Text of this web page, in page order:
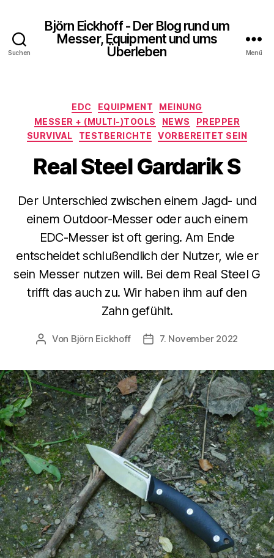
Suchen
Björn Eickhoff - Der Blog rund um
Messer, Equipment und ums
Überleben
Menü
Kategorien
EDC EQUIPMENT
MEINUNG
MESSER + (MULTI-)TOOLS
NEWS
PREPPER
SURVIVAL
TESTBERICHTE VORBEREITET SEIN
Real Steel Gardarik S
Der Unterschied zwischen einem Jagd- und
einem Outdoor-Messer oder auch einem
EDC-Messer ist oft gering. Am Ende
entscheidet schlußendlich der Nutzer, wie er
sein Messer nutzen will. Bei dem Real Steel G
trifft das auch zu. Wir haben ihm auf den
Zahn gefühlt.
Beitragsautor
Von Björn Eickhoff Veröffentlichungsdatum
7. November 2022